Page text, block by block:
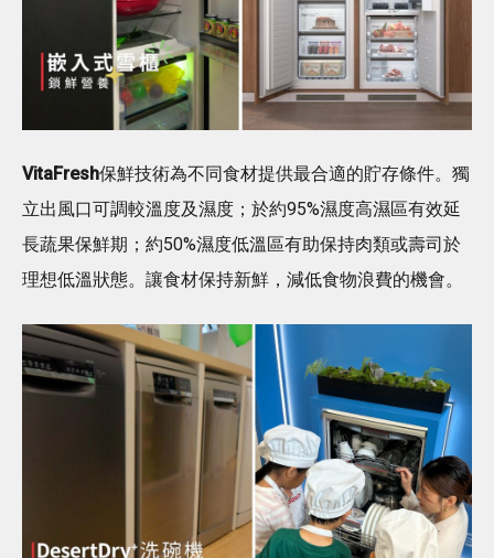
VitaFresh保鮮技術為不同食材提供最合適的貯存條件。獨
立出風口可調較溫度及濕度；於約95%濕度高濕區有效延
長蔬果保鮮期；約50%濕度低溫區有助保持肉類或壽司於
理想低溫狀態。讓食材保持新鮮，減低食物浪費的機會。